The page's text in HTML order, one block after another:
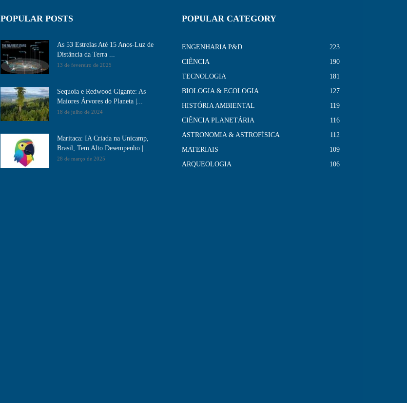
POPULAR POSTS
As 53 Estrelas Até 15 Anos-Luz de
Distância da Terra ...
13 de fevereiro de 2025
Sequoia e Redwood Gigante: As
Maiores Árvores do Planeta |...
18 de julho de 2024
Maritaca: IA Criada na Unicamp,
Brasil, Tem Alto Desempenho​ |...
28 de março de 2025
POPULAR CATEGORY
ENGENHARIA P&D
223
CIÊNCIA
190
TECNOLOGIA
181
BIOLOGIA & ECOLOGIA
127
HISTÓRIA AMBIENTAL
119
CIÊNCIA PLANETÁRIA
116
ASTRONOMIA & ASTROFÍSICA
112
MATERIAIS
109
ARQUEOLOGIA
106